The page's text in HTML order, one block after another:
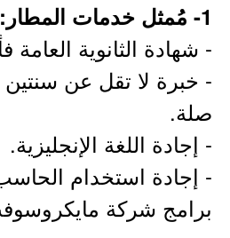
1- مُمثل خدمات المطار:
- شهادة الثانوية العامة
- خبرة لا تقل عن
صلة.
- إجادة اللغة الإنجليزية.
- إجادة استخدام
برامج شركة